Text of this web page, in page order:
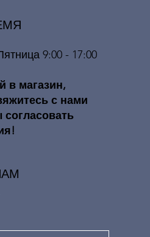
9:00 - 17:00
в ​​магазин,
с нами
согласовать